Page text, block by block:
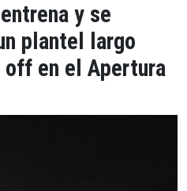
y se
plantel largo
off en el Apertura